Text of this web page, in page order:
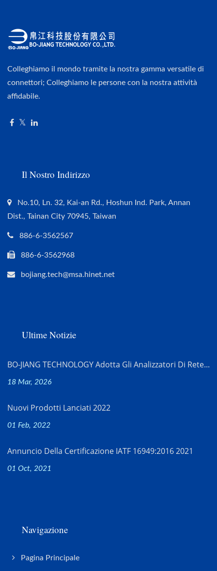
Colleghiamo il mondo tramite la nostra gamma versatile di
connettori; Colleghiamo le persone con la nostra attività
affidabile.
Il Nostro Indirizzo
No.10, Ln. 32, Kai-an Rd., Hoshun Ind. Park, Annan
Dist., Tainan City 70945, Taiwan
886-6-3562567
886-6-3562968
bojiang.tech@msa.hinet.net
Ultime Notizie
BO-JIANG TECHNOLOGY Adotta Gli Analizzatori Di Rete...
18 Mar, 2026
Nuovi Prodotti Lanciati 2022
01 Feb, 2022
Annuncio Della Certificazione IATF 16949:2016 2021
01 Oct, 2021
Navigazione
Pagina Principale